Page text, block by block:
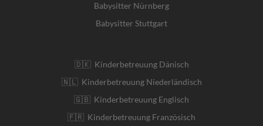
Babysitter Nürnberg
Babysitter Stuttgart
🇩🇰 Kinderbetreuung Dänisch
🇳🇱 Kinderbetreuung Niederländisch
🇬🇧 Kinderbetreuung Englisch
🇫🇷 Kinderbetreuung Französisch